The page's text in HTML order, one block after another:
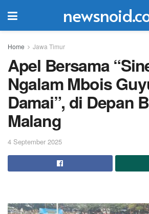
Home Jawa Timur
Apel Bersama
Ngalam Mbois
Damai”, di Depan
Malang
4 September 2025